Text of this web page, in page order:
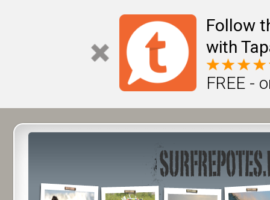
Follow
with
FREE -